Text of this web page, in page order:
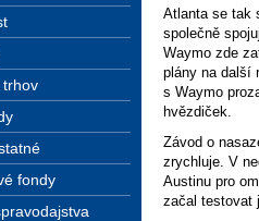
Atlanta se tak
společně
Waymo zde
plány na další
s Waymo
hvězdiček.
Závod o
zrychluje. V
Austinu pro
začal testovat
trhov
fondy